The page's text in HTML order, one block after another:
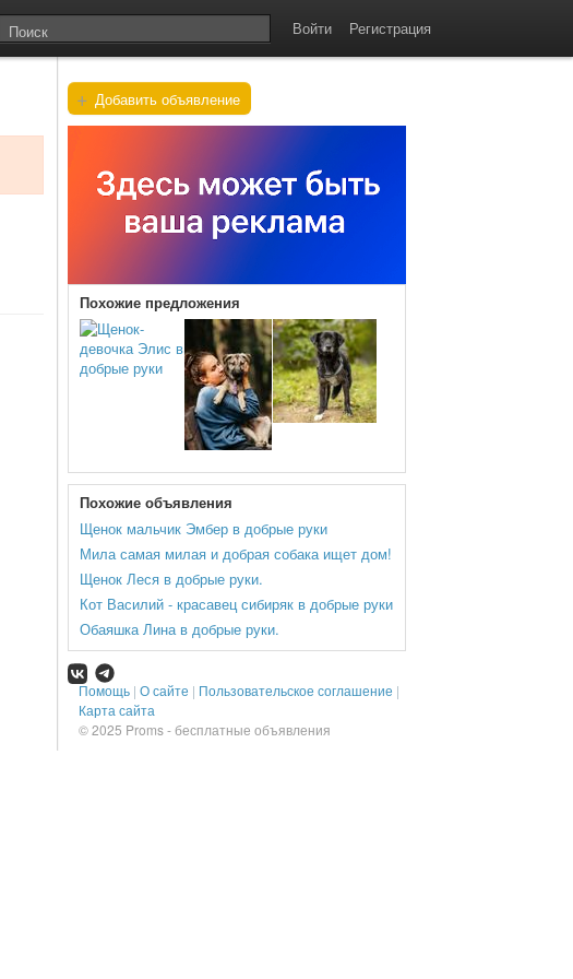
Войти Регистрация
+ Добавить объявление
Похожие предложения
Похожие объявления
Щенок мальчик Эмбер в добрые руки
Мила самая милая и добрая собака ищет дом!
Щенок Леся в добрые руки.
Кот Василий - красавец сибиряк в добрые руки
Обаяшка Лина в добрые руки.
Помощь | О сайте | Пользовательское соглашение |
Карта сайта
© 2025 Proms - бесплатные объявления